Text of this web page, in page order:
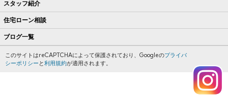
スタッフ紹介
住宅ローン相談
ブログ一覧
このサイトはreCAPTCHAによって保護されており、Googleのプライバ
シーポリシー と利用規約が適用されます。